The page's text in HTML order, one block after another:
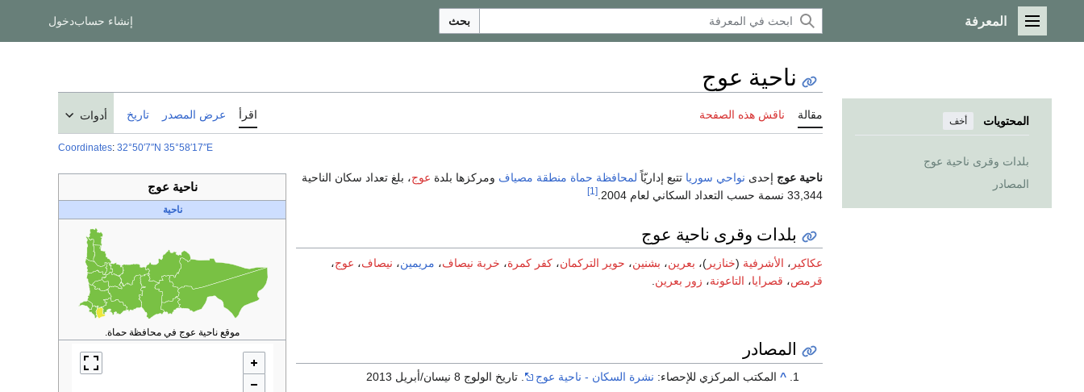
القائمة الرئيسية
المعرفة بحث إنشاء حسابدخول
المحتويات أخف
بلدات وقرى ناحية عوج
المصادر
ناحية عوج
مقالة ناقش هذه الصفحة اقرأ عرض المصدر تاريخ أدوات
Coordinates: 32°50′7″N 35°58′17″E
ناحية عوج
ناحية
موقع ناحية عوج في محافظة حماة.
ناحية عوج إحدى نواحي سوريا تتبع إداريّاً لمحافظة حماة منطقة مصياف ومركزها بلدة عوج، بلغ تعداد سكان الناحية
33,344 نسمة حسب التعداد السكاني لعام 2004.
[1]
بلدات وقرى ناحية عوج
عكاكير ، الأشرفية (خنازير )، بعرين، بشنين، حوير التركمان، كفر كمرة، خربة نيصاف، مريمين، نيصاف، عوج،
قرمص، قصرايا، التاعونة، زور بعرين.
المصادر
^ المكتب المركزي للإحصاء: نشرة السكان - ناحية عوج . تاريخ الولوج 8 نيسان/أبريل 2013